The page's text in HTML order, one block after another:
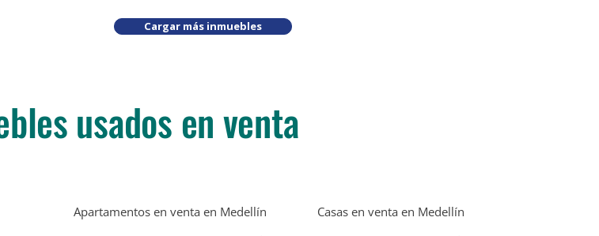
Cargar más inmuebles
usados en venta
Apartamentos en venta en Medellín
Casas en venta en Medellín